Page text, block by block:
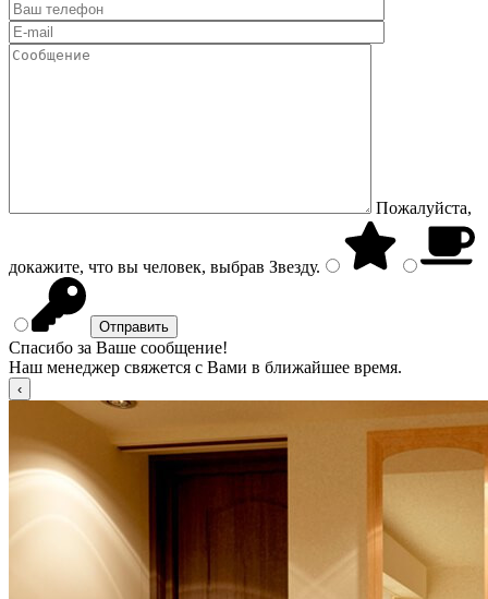
Пожалуйста,
докажите, что вы человек, выбрав Звезду.
Спасибо за Ваше сообщение!
Наш менеджер свяжется с Вами в ближайшее время.